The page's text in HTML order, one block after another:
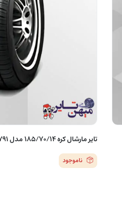
تایر مارشال کره ۱۸۵/۷۰/۱۴ مدل ۷۹۱
ناموجود